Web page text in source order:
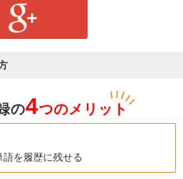
の4つのメリット
語を履歴に残せる